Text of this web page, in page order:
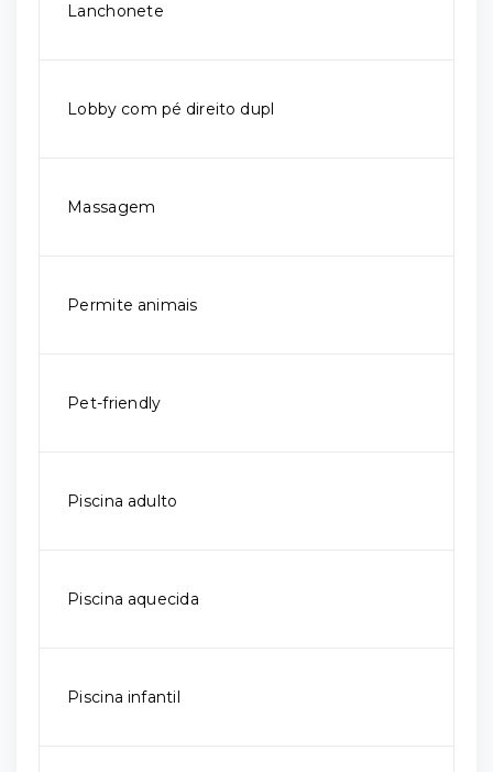
Lanchonete
Lobby com pé direito dupl
Massagem
Permite animais
Pet-friendly
Piscina adulto
Piscina aquecida
Piscina infantil